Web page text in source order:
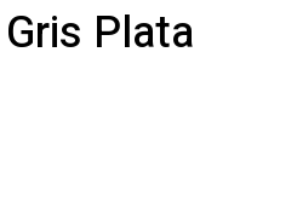
Plata